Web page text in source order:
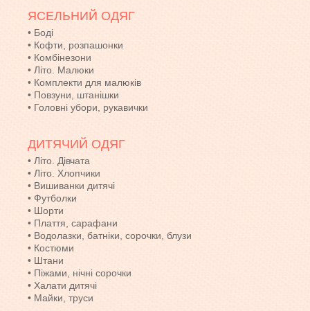
ЯСЕЛЬНИЙ ОДЯГ
• Боді
• Кофти, розпашонки
• Комбінезони
• Літо. Малюки
• Комплекти для малюків
• Повзуни, штанішки
• Головні убори, рукавички
ДИТЯЧИЙ ОДЯГ
• Літо. Дівчата
• Літо. Хлопчики
• Вишиванки дитячі
• Футболки
• Шорти
• Плаття, сарафани
• Водолазки, батніки, сорочки, блузи
• Костюми
• Штани
• Піжами, нічні сорочки
• Халати дитячі
• Майки, труси